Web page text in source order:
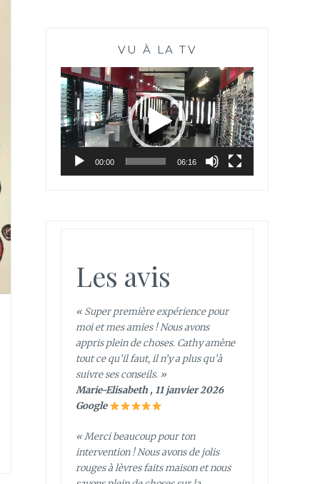
VU À LA TV
Lecteur
vidéo
00:00 06:16
Les avis
« Super première expérience pour
moi et mes amies ! Nous avons
appris plein de choses. Cathy amène
tout ce qu’il faut, il n’y a plus qu’à
suivre ses conseils. »
Marie-Elisabeth , 11 janvier 2026
Google
« Merci beaucoup pour ton
intervention ! Nous avons de jolis
rouges à lèvres faits maison et nous